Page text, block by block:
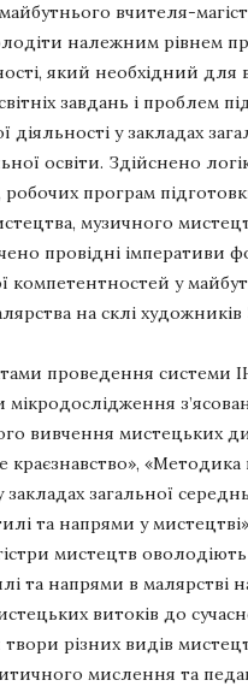
вчителя-
належним рівнем
який необхідний для
завдань і проблем
діяльності у закладах
освіти. Здійснено
програм
музичного
провідні імперативи
компетентностей у
на склі художників
проведення системи
вивчення мистецьких
краєзнавство», «Методика
загальної
та напрями у
мистецтв
та напрями в малярстві
витоків до
твори різних видів
мислення та